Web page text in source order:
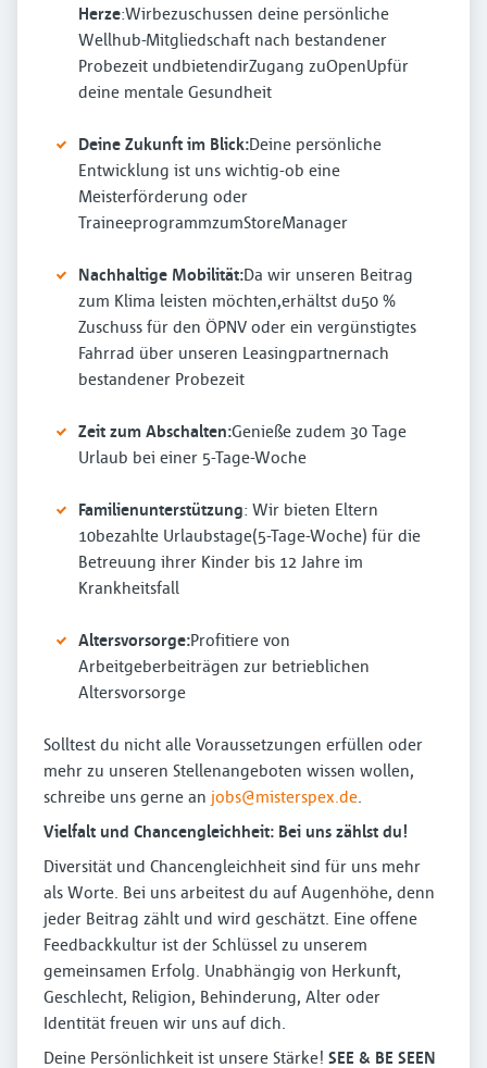
Herze:Wirbezuschussen deine persönliche
Wellhub-Mitgliedschaft nach bestandener
Probezeit undbietendirZugang zuOpenUpfür
deine mentale Gesundheit
Deine Zukunft im Blick:Deine persönliche
Entwicklung ist uns wichtig-ob eine
Meisterförderung oder
TraineeprogrammzumStoreManager
Nachhaltige Mobilität:Da wir unseren Beitrag
zum Klima leisten möchten,erhältst du50 %
Zuschuss für den ÖPNV oder ein vergünstigtes
Fahrrad über unseren Leasingpartnernach
bestandener Probezeit
Zeit zum Abschalten:Genieße zudem 30 Tage
Urlaub bei einer 5-Tage-Woche
Familienunterstützung: Wir bieten Eltern
10bezahlte Urlaubstage(5-Tage-Woche) für die
Betreuung ihrer Kinder bis 12 Jahre im
Krankheitsfall
Altersvorsorge:Profitiere von
Arbeitgeberbeiträgen zur betrieblichen
Altersvorsorge
Solltest du nicht alle Voraussetzungen erfüllen oder
mehr zu unseren Stellenangeboten wissen wollen,
schreibe uns gerne an jobs@misterspex.de.
Vielfalt und Chancengleichheit: Bei uns zählst du!
Diversität und Chancengleichheit sind für uns mehr
als Worte. Bei uns arbeitest du auf Augenhöhe, denn
jeder Beitrag zählt und wird geschätzt. Eine offene
Feedbackkultur ist der Schlüssel zu unserem
gemeinsamen Erfolg. Unabhängig von Herkunft,
Geschlecht, Religion, Behinderung, Alter oder
Identität freuen wir uns auf dich.
Deine Persönlichkeit ist unsere Stärke! SEE & BE SEEN